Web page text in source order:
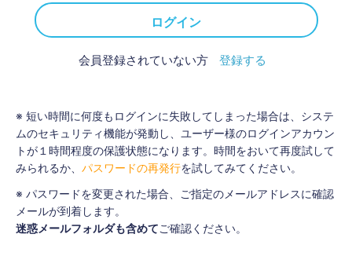
会員登録されていない方 登録する
※ 短い時間に何度もログインに失敗してしまった場合は、システ
ムのセキュリティ機能が発動し、ユーザー様のログインアカウン
トが１時間程度の保護状態になります。時間をおいて再度試して
みられるか、
パスワードの再発行を試してみてください。
※ パスワードを変更された場合、ご指定のメールアドレスに確認
メールが到着します。
迷惑メールフォルダも含めて ご確認ください。